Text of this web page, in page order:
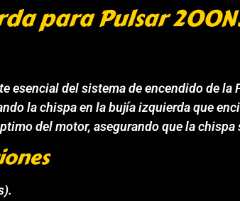
para Pulsar
esencial del sistema de encendido de
la chispa en la bujía izquierda que
del motor, asegurando que la